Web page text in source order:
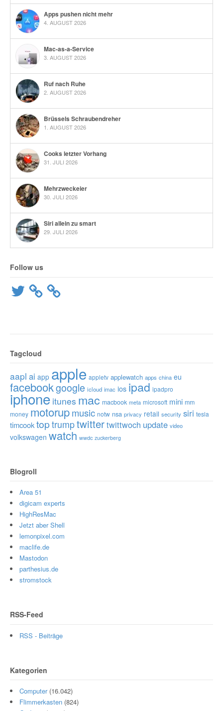
Apps pushen nicht mehr
4. AUGUST 2026
Mac-as-a-Service
3. AUGUST 2026
Ruf nach Ruhe
2. AUGUST 2026
Brüssels Schraubendreher
1. AUGUST 2026
Cooks letzter Vorhang
31. JULI 2026
Mehrzweckeier
30. JULI 2026
Siri allein zu smart
29. JULI 2026
Follow us
Twitter
Tagcloud
aapl ai app apple appletv applewatch apps china eu
facebookgoogle icloud imac ios ipad ipadpro
iphone itunes mac macbook meta microsoft mini mm
money motorupmusic notw nsa privacy retail security siri tesla
timcooktop trumptwittertwittwoch update video
volkswagen watch wwdc zuckerberg
Blogroll
Area 51
digicam experts
HighResMac
Jetzt aber Shell
lemonpixel.com
maclife.de
Mastodon
parthesius.de
stromstock
RSS-Feed
RSS - Beiträge
Kategorien
Computer(16.042)
Flimmerkasten (824)